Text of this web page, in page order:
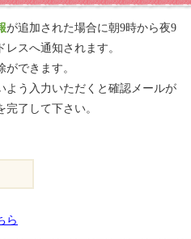
が追加された場合に朝9時から夜9
スへ通知されます。
できます。
よう入力いただくと確認メールが
了して下さい。
ら